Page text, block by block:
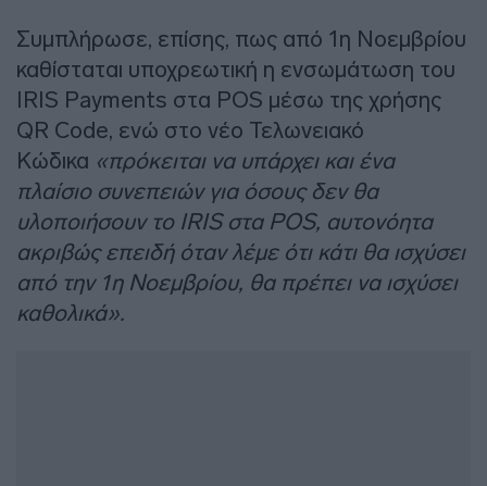
Συμπλήρωσε, επίσης, πως από 1η Νοεμβρίου
καθίσταται υποχρεωτική η ενσωμάτωση του
IRIS Payments στα POS μέσω της χρήσης
QR Code, ενώ στο νέο Τελωνειακό
Κώδικα «πρόκειται να υπάρχει και ένα
πλαίσιο συνεπειών για όσους δεν θα
υλοποιήσουν το IRIS στα POS, αυτονόητα
ακριβώς επειδή όταν λέμε ότι κάτι θα ισχύσει
από την 1η Νοεμβρίου, θα πρέπει να ισχύσει
καθολικά».